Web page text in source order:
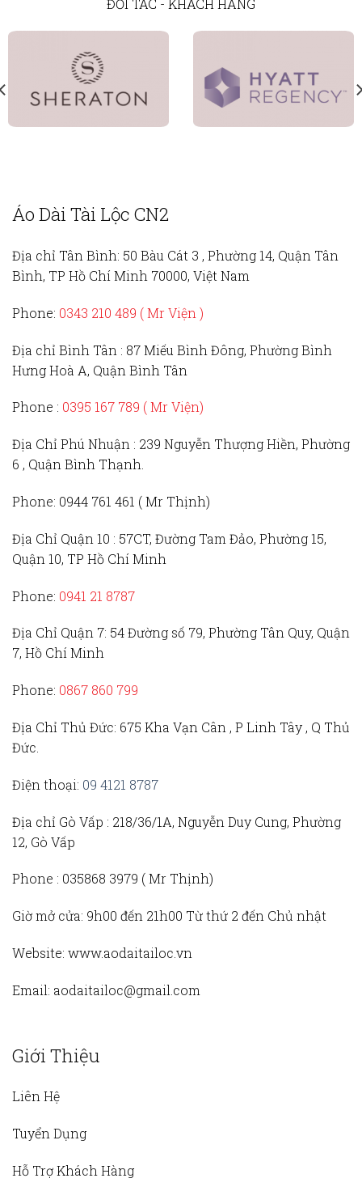
ĐỐI TÁC - KHÁCH HÀNG
Áo Dài Tài Lộc CN2
Địa chỉ Tân Bình: 50 Bàu Cát 3 , Phường 14, Quận Tân
Bình, TP Hồ Chí Minh 70000, Việt Nam
Phone: 0343 210 489 ( Mr Viện )
Địa chỉ Bình Tân : 87 Miếu Bình Đông, Phường Bình
Hưng Hoà A, Quận Bình Tân
Phone : 0395 167 789 ( Mr Viện)
Địa Chỉ Phú Nhuận : 239 Nguyễn Thượng Hiền, Phường
6 , Quận Bình Thạnh.
Phone: 0944 761 461 ( Mr Thịnh)
Địa Chỉ Quận 10 : 57CT, Đường Tam Đảo, Phường 15,
Quận 10, TP Hồ Chí Minh
Phone: 0941 21 8787
Địa Chỉ Quận 7: 54 Đường số 79, Phường Tân Quy, Quận
7, Hồ Chí Minh
Phone: 0867 860 799
Địa Chỉ Thủ Đức: 675 Kha Vạn Cân , P Linh Tây , Q Thủ
Đức.
Điện thoại: 09 4121 8787
Địa chỉ Gò Vấp : 218/36/1A, Nguyễn Duy Cung, Phường
12, Gò Vấp
Phone : 035868 3979 (Mr Thịnh)
Giờ mở cửa: 9h00 đến 21h00 Từ thứ 2 đến Chủ nhật
Website: www.aodaitailoc.vn
Email: aodaitailoc@gmail.com
Giới Thiệu
Liên Hệ
Tuyển Dụng
Hỗ Trợ Khách Hàng